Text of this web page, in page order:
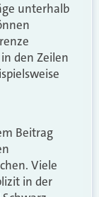
unterhalb
den Zeilen
Beitrag
Viele
in der